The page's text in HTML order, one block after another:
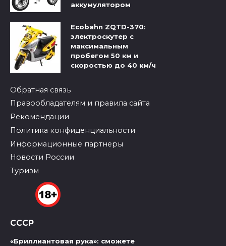
аккумулятором
Ecobahn ZQTD-370:
электроскутер с
максимальным
пробегом 50 км и
скоростью до 40 км/ч
Обратная связь
Правообладателям и правила сайта
Рекомендации
Политика конфиденциальности
Информационные партнеры
Новости России
Туризм
СССР
«Бриллиантовая рука»: сможете